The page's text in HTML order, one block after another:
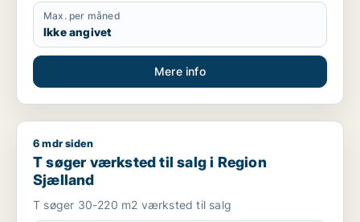
Max. per måned
Ikke angivet
Mere info
T søger værksted til salg i Region Sjælland
6 mdr siden
T søger værksted til salg i Region
Sjælland
T søger 30-220 m2 værksted til salg